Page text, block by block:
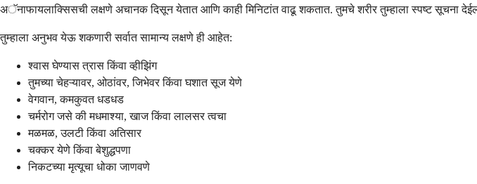
अॅनाफायलाक्सिसची लक्षणे अचानक दिसून येतात आणि काही मिनिटांत वाढू शकतात. तुमचे शरीर तुम्हाला स्पष्ट
तुम्हाला अनुभव येऊ शकणारी सर्वात सामान्य लक्षणे ही आहेत:
श्वास घेण्यास त्रास किंवा व्हीझिंग
तुमच्या चेहऱ्यावर, ओठांवर, जिभेवर किंवा घशात सूज येणे
वेगवान, कमकुवत धडधड
चर्मरोग जसे की मधमाश्या, खाज किंवा लालसर त्वचा
मळमळ, उलटी किंवा अतिसार
चक्कर येणे किंवा बेशुद्धपणा
निकटच्या मृत्यूचा धोका जाणवणे